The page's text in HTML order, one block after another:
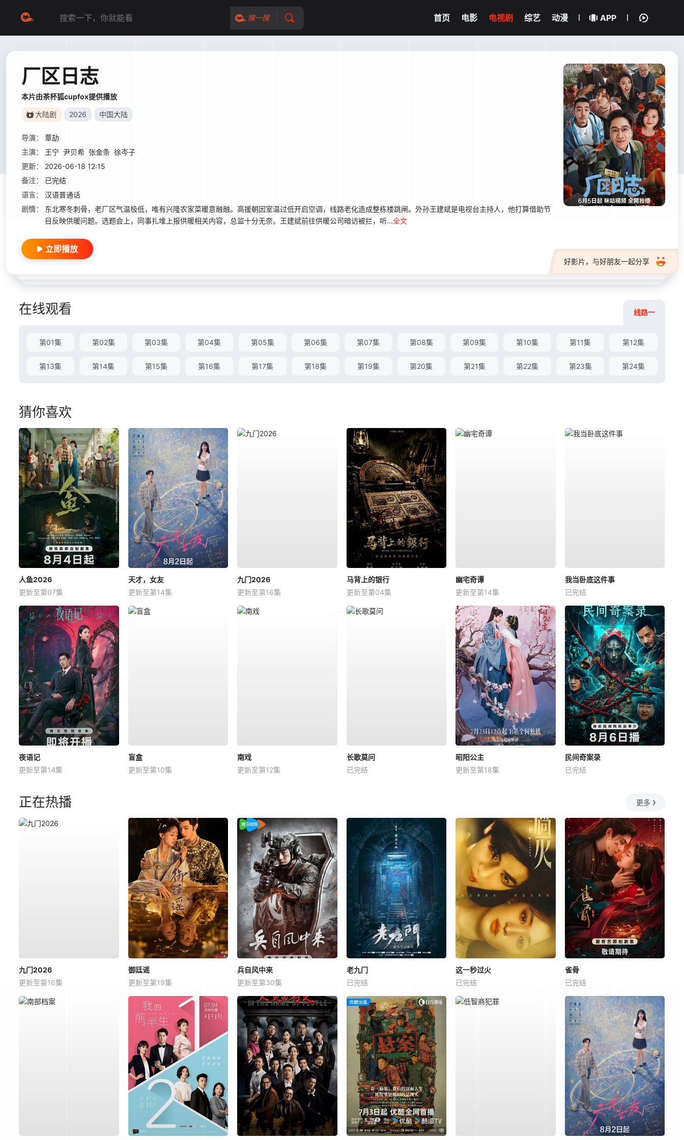
搜一搜 首页 电影 电视剧 综艺 动漫 APP
厂区日志
本片由茶杯狐cupfox提供播放
大陆剧 2026 中国大陆
导演：
覃劼
主演：
王宁 尹贝希 张金条 徐岑子
更新：
2026-06-18 12:15
备注：
已完结
语言：
汉语普通话
剧情：
东北寒冬刺骨，老厂区气温极低，唯有兴隆农家菜暖意融融。高援朝因室温过低开启空调，线路老化造成整栋楼跳闸。外孙王建斌是电视台主持人，他打算借助节
目反映供暖问题。选题会上，同事扎堆上报供暖相关内容，总监十分无奈。王建斌前往供暖公司暗访被拦，听...全文
好影片，与好朋友一起分享
立即播放
在线观看 线路一
第01集 第02集 第03集 第04集 第05集 第06集 第07集 第08集 第09集 第10集 第11集 第12集
第13集 第14集 第15集 第16集 第17集 第18集 第19集 第20集 第21集 第22集 第23集 第24集
猜你喜欢
人鱼2026
更新至第07集
天才，女友
更新至第14集
九门2026
更新至第16集
马背上的银行
更新至第04集
幽宅奇谭
更新至第14集
我当卧底这件事
已完结
夜语记
更新至第14集
盲盒
更新至第10集
南戏
更新至第12集
长歌莫问
已完结
昭阳公主
更新至第18集
民间奇案录
已完结
正在热播 更多
九门2026
更新至第16集
御廷谣
更新至第19集
兵自风中来
更新至第30集
老九门
已完结
这一秒过火
已完结
雀骨
已完结